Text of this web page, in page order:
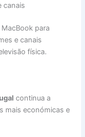
canais
para
e canais
física.
continua a
mais económicas e